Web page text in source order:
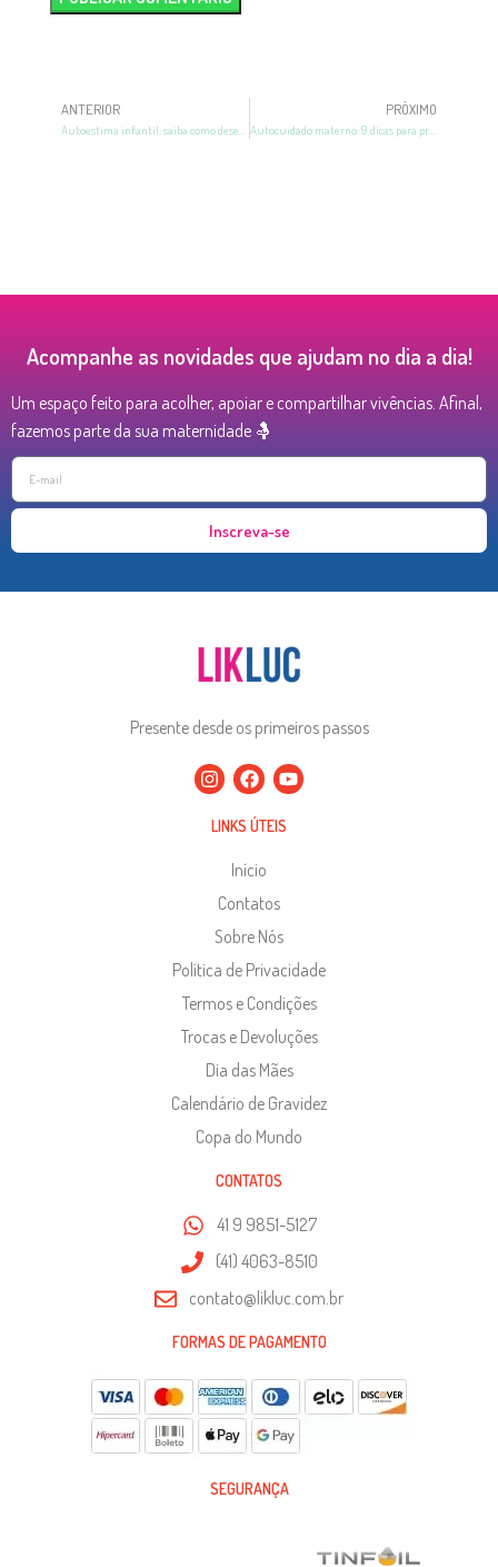
ANTERIOR
Autoestima infantil: saiba como desenvolver desde cedo
PRÓXIMO
Autocuidado materno: 9 dicas para promover o cuidado pessoal
Acompanhe as novidades que ajudam no dia a dia!
Um espaço feito para acolher, apoiar e compartilhar vivências. Afinal,
fazemos parte da sua maternidade 🤱
Inscreva-se
Presente desde os primeiros passos
LINKS ÚTEIS
Início
Contatos
Sobre Nós
Política de Privacidade
Termos e Condições
Trocas e Devoluções
Dia das Mães
Calendário de Gravidez
Copa do Mundo
CONTATOS
41 9 9851-5127
(41) 4063-8510
contato@likluc.com.br
FORMAS DE PAGAMENTO
SEGURANÇA